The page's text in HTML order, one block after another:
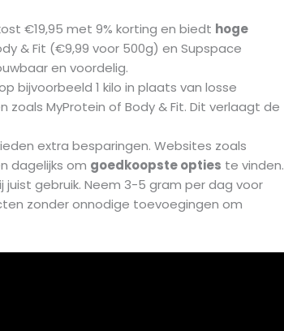
€19,95 met 9% korting en biedt hoge
& Fit (€9,99 voor 500g) en Supspace
en voordelig.
bijvoorbeeld 1 kilo in plaats van losse
zoals MyProtein of Body & Fit. Dit verlaagt de
extra besparingen. Websites zoals
dagelijks om goedkoopste opties te vinden.
juist gebruik. Neem 3-5 gram per dag voor
zonder onnodige toevoegingen om